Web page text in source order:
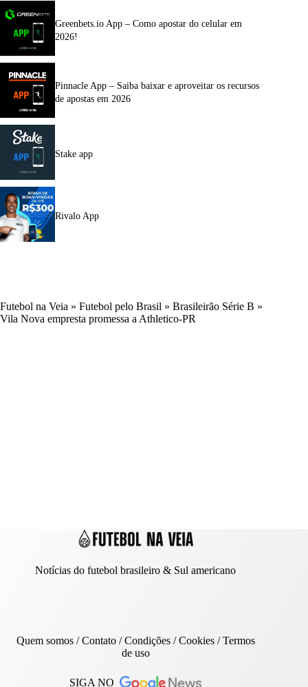
Greenbets.io App – Como apostar do celular em
2026!
Pinnacle App – Saiba baixar e aproveitar os recursos
de apostas em 2026
Stake app
Rivalo App
Futebol na Veia » Futebol pelo Brasil » Brasileirão Série B »
Vila Nova empresta promessa a Athletico-PR
Notícias do futebol brasileiro & Sul americano
Quem somos/Contato/ Condições /Cookies/Termos
de uso
SIGA NO